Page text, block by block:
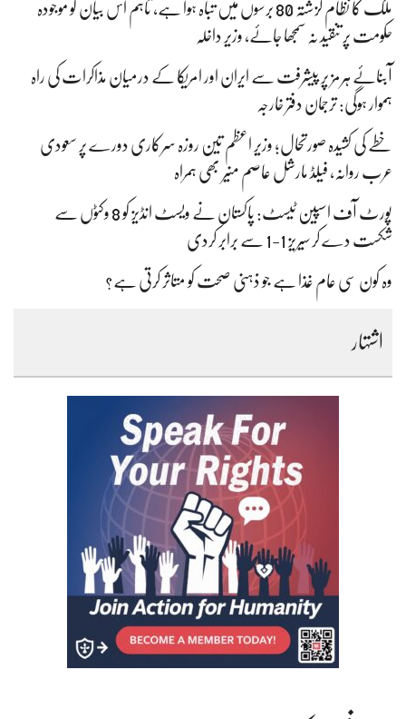
ملک کا نظام گزشتہ 80 برسوں میں تباہ ہوا ہے، تاہم اس بیان کو موجودہ
حکومت پر تنقید نہ سمجھا جائے، وزیر داخلہ
آبنائے ہرمز پر پیشرفت سے ایران اور امریکا کے درمیان مذاکرات کی راہ
ہموار ہوگی: ترجمان دفتر خارجہ
خطے کی کشیدہ صورتحال؛ وزیر اعظم تین روزہ سرکاری دورے پر سعودی
عرب روانہ، فیلڈ مارشل عاصم منیر بھی ہمراہ
پورٹ آف اسپین ٹیسٹ: پاکستان نے ویسٹ انڈیز کو 8 وکٹوں سے
شکست دے کر سیریز 1-1 سے برابر کردی
وہ کون سی عام غذا ہے جو ذہنی صحت کو متاثر کرتی ہے؟
اشتہار